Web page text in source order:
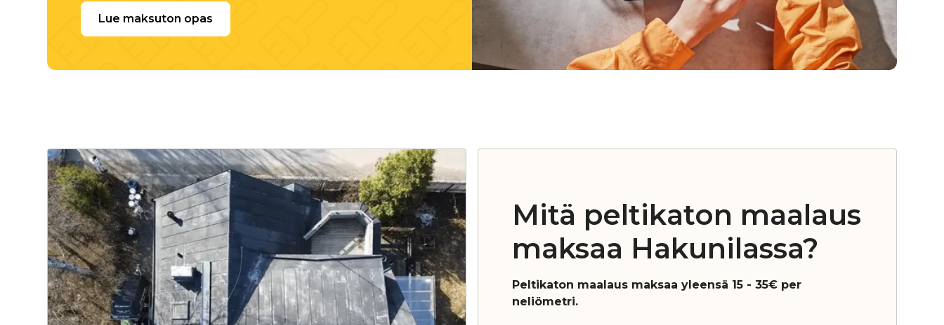
Lue maksuton opas
Mitä peltikaton maalaus
maksaa Hakunilassa?
Peltikaton maalaus maksaa yleensä 15 - 35€ per
neliömetri.